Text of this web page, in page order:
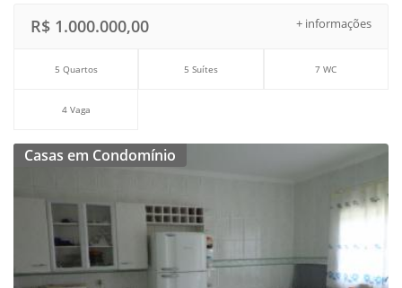
+ informações
R$ 1.000.000,00
5 Quartos 5 Suítes 7 WC
4 Vaga
Casas em Condomínio